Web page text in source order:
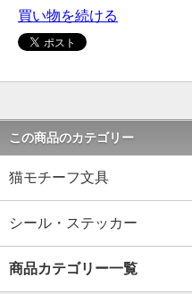
買い物を続ける
この商品のカテゴリー
猫モチーフ文具
シール・ステッカー
商品カテゴリー一覧